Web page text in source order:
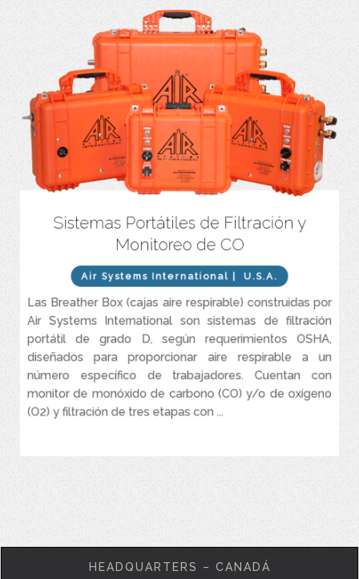
Sistemas Portátiles de Filtración y
Monitoreo de CO
Air Systems International | U.S.A.
Las Breather Box (cajas aire respirable) construidas por
Air Systems International son sistemas de filtración
portátil de grado D, según requerimientos OSHA,
diseñados para proporcionar aire respirable a un
número específico de trabajadores. Cuentan con
monitor de monóxido de carbono (CO) y/o de oxígeno
(O2) y filtración de tres etapas con ...
Sistemas de alto rendimiento para control y filtrado de Aire (grado
Eficiencia de filtrado de 99,99 % a 0,01 micrones. Indicador de
cambios de filtros.
Intrínsecamente seguro (opcional).
Disponible para 1 a 8 operarios (Regulación independiente
opcional).
Capacidad de Flujo de 15 a 203 CFM.
HEADQUARTERS – CANADÁ